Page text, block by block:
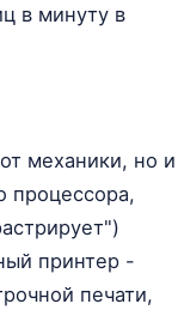
в минуту в
механики, но и
процессора,
принтер -
печати,